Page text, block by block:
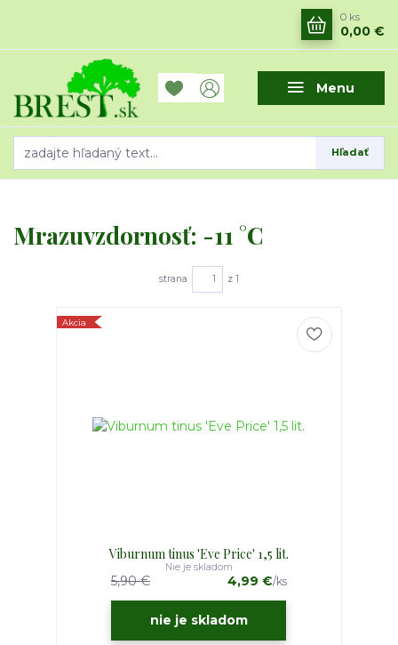
Menu
Hľadať
0 ks
0,00 €
Mrazuvzdornosť: -11 °C
strana z 1
Akcia
Viburnum tinus 'Eve Price' 1,5 lit.
5,90 € 4,99 €/ks
Nie je skladom
nie je skladom